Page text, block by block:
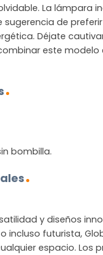
La lámpara
de preferir
Déjate
este modelo
bombilla.
y diseños
incluso futurista,
espacio. Los